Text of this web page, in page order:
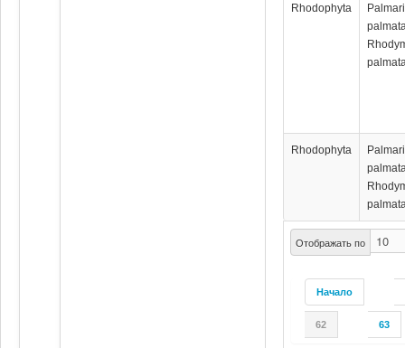
Отображать по
Начало
62 63
Rhodophyta
Rhodophyta